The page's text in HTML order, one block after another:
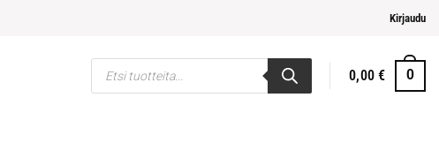
Kirjaudu
Products
search
0,00€ 0